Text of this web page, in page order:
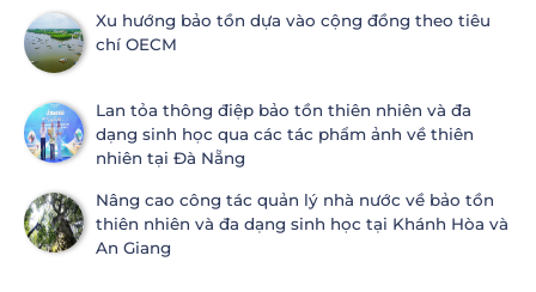
Xu hướng bảo tồn dựa vào cộng đồng theo tiêu
chí OECM
Lan tỏa thông điệp bảo tồn thiên nhiên và đa
dạng sinh học qua các tác phẩm ảnh về thiên
nhiên tại Đà Nẵng
Nâng cao công tác quản lý nhà nước về bảo tồn
thiên nhiên và đa dạng sinh học tại Khánh Hòa và
An Giang